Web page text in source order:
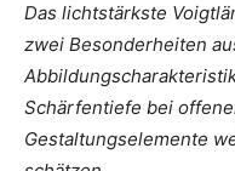
Das lichtstärkste
zwei Besonderheiten
Schärfentiefe bei
Gestaltungselemente